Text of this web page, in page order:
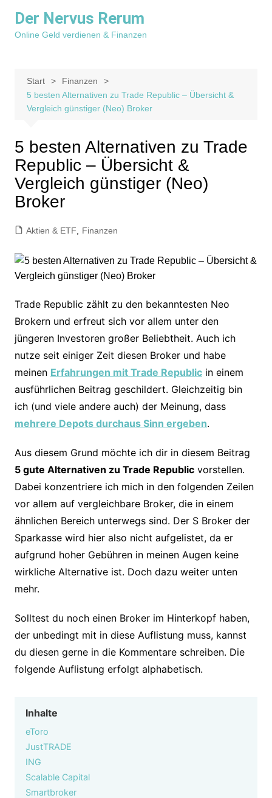
Inhalt
springen
Der Nervus Rerum
Online Geld verdienen & Finanzen
Start
Finanzen
5 besten Alternativen zu Trade Republic – Übersicht &
Vergleich günstiger (Neo) Broker
5 besten Alternativen zu Trade
Republic – Übersicht &
Vergleich günstiger (Neo)
Broker
Aktien & ETF Finanzen
Trade Republic zählt zu den bekanntesten Neo
Brokern und erfreut sich vor allem unter den
jüngeren Investoren großer Beliebtheit. Auch ich
nutze seit einiger Zeit diesen Broker und habe
meinen Erfahrungen mit Trade Republicin einem
ausführlichen Beitrag geschildert. Gleichzeitig bin
ich (und viele andere auch) der Meinung, dass
mehrere Depots durchaus Sinn ergeben.
Aus diesem Grund möchte ich dir in diesem Beitrag
5 gute Alternativen zu Trade Republicvorstellen.
Dabei konzentriere ich mich in den folgenden Zeilen
vor allem auf vergleichbare Broker, die in einem
ähnlichen Bereich unterwegs sind. Der S Broker der
Sparkasse wird hier also nicht aufgelistet, da er
aufgrund hoher Gebühren in meinen Augen keine
wirkliche Alternative ist. Doch dazu weiter unten
mehr.
Solltest du noch einen Broker im Hinterkopf haben,
der unbedingt mit in diese Auflistung muss, kannst
du diesen gerne in die Kommentare schreiben. Die
folgende Auflistung erfolgt alphabetisch.
Inhalte
eToro
JustTRADE
ING
Scalable Capital
Smartbroker